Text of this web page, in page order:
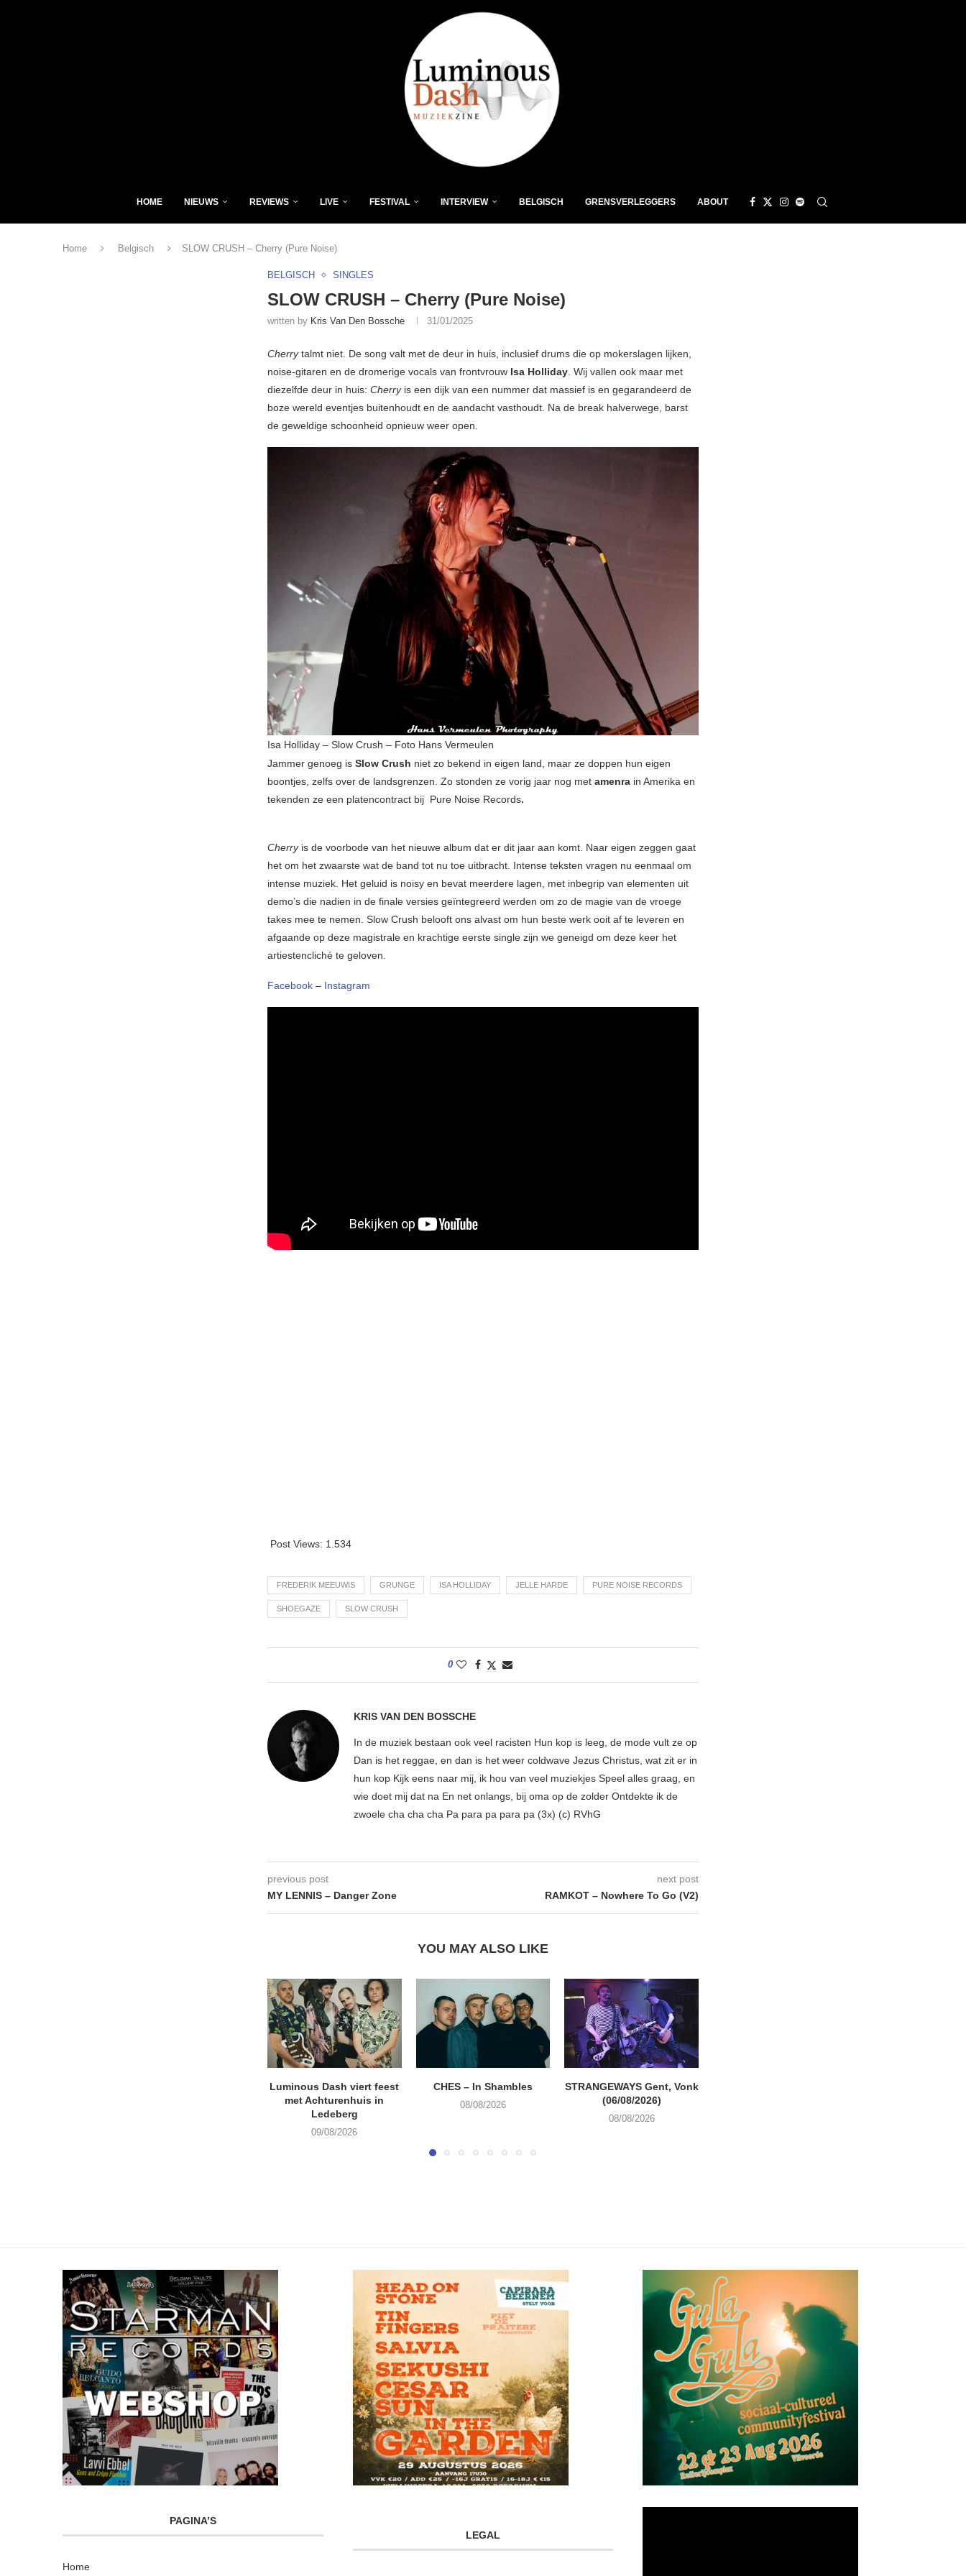
HOME NIEUWS REVIEWS LIVE FESTIVAL INTERVIEW BELGISCH GRENSVERLEGGERS ABOUT
Home Belgisch SLOW CRUSH – Cherry (Pure Noise)
BELGISCH SINGLES
SLOW CRUSH – Cherry (Pure Noise)
written by Kris Van Den Bossche 31/01/2025
Cherrytalmt niet. De song valt met de deur in huis, inclusief drums die op mokerslagen lijken,
noise-gitaren en de dromerige vocals van frontvrouw Isa Holliday. Wij vallen ook maar met
diezelfde deur in huis: Cherry is een dijk van een nummer dat massief is en gegarandeerd de
boze wereld eventjes buitenhoudt en de aandacht vasthoudt. Na de break halverwege, barst
de geweldige schoonheid opnieuw weer open.
Isa Holliday – Slow Crush – Foto Hans Vermeulen
Jammer genoeg is Slow Crush niet zo bekend in eigen land, maar ze doppen hun eigen
boontjes, zelfs over de landsgrenzen. Zo stonden ze vorig jaar nog met amenra in Amerika en
tekenden ze een platencontract bij Pure Noise Records.
Cherry is de voorbode van het nieuwe album dat er dit jaar aan komt. Naar eigen zeggen gaat
het om het zwaarste wat de band tot nu toe uitbracht. Intense teksten vragen nu eenmaal om
intense muziek. Het geluid is noisy en bevat meerdere lagen, met inbegrip van elementen uit
demo’s die nadien in de finale versies geïntegreerd werden om zo de magie van de vroege
takes mee te nemen. Slow Crush belooft ons alvast om hun beste werk ooit af te leveren en
afgaande op deze magistrale en krachtige eerste single zijn we geneigd om deze keer het
artiestencliché te geloven.
Facebook – Instagram
Post Views: 1.534
FREDERIK MEEUWIS GRUNGE ISA HOLLIDAY JELLE HARDE PURE NOISE RECORDS
SHOEGAZE SLOW CRUSH
0
KRIS VAN DEN BOSSCHE
In de muziek bestaan ook veel racisten Hun kop is leeg, de mode vult ze op
Dan is het reggae, en dan is het weer coldwave Jezus Christus, wat zit er in
hun kop Kijk eens naar mij, ik hou van veel muziekjes Speel alles graag, en
wie doet mij dat na En net onlangs, bij oma op de zolder Ontdekte ik de
zwoele cha cha cha Pa para pa para pa (3x) (c) RVhG
previous post
MY LENNIS – Danger Zone
next post
RAMKOT – Nowhere To Go (V2)
YOU MAY ALSO LIKE
Luminous Dash viert feest
met Achturenhuis in
Ledeberg
09/08/2026
CHES – In Shambles
08/08/2026
STRANGEWAYS Gent, Vonk
(06/08/2026)
08/08/2026
PAGINA’S
Home
LEGAL